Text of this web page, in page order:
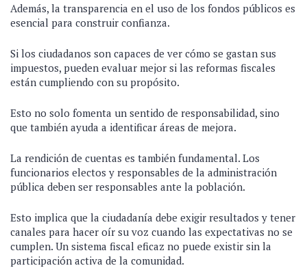
Además, la transparencia en el uso de los fondos públicos es
esencial para construir confianza.
Si los ciudadanos son capaces de ver cómo se gastan sus
impuestos, pueden evaluar mejor si las reformas fiscales
están cumpliendo con su propósito.
Esto no solo fomenta un sentido de responsabilidad, sino
que también ayuda a identificar áreas de mejora.
La rendición de cuentas es también fundamental. Los
funcionarios electos y responsables de la administración
pública deben ser responsables ante la población.
Esto implica que la ciudadanía debe exigir resultados y tener
canales para hacer oír su voz cuando las expectativas no se
cumplen. Un sistema fiscal eficaz no puede existir sin la
participación activa de la comunidad.